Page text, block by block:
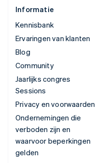
Informatie
Kennisbank
Ervaringen van klanten
Blog
Community
Jaarlijks congres
Sessions
Privacy en voorwaarden
Ondernemingen die
verboden zijn en
waarvoor beperkingen
gelden